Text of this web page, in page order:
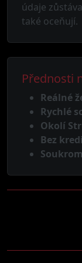
údaje
také oceňují.
Přednosti
Reálné
Rychlé
Okolí
Bez